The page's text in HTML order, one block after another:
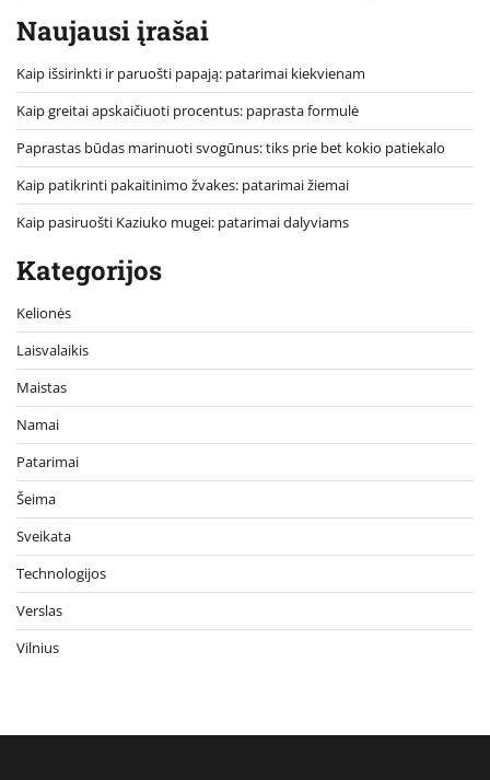
Naujausi įrašai
Kaip išsirinkti ir paruošti papają: patarimai kiekvienam
Kaip greitai apskaičiuoti procentus: paprasta formulė
Paprastas būdas marinuoti svogūnus: tiks prie bet kokio patiekalo
Kaip patikrinti pakaitinimo žvakes: patarimai žiemai
Kaip pasiruošti Kaziuko mugei: patarimai dalyviams
Kategorijos
Kelionės
Laisvalaikis
Maistas
Namai
Patarimai
Šeima
Sveikata
Technologijos
Verslas
Vilnius